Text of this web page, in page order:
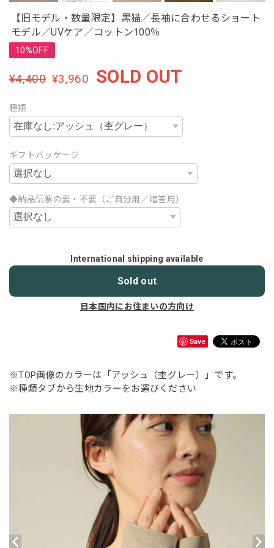
【旧モデル・数量限定】黒猫／長袖に合わせるショート
モデル／UVケア／コットン100％
10%OFF
¥4,400 ¥3,960 SOLD OUT
種類
ギフトパッケージ
◆納品伝票の要・不要（ご自分用／贈答用）
International shipping available
Sold out
日本国内にお住まいの方向け
Save
※TOP画像のカラーは「アッシュ（杢グレー）」です。
※種類タブから生地カラーをお選びください